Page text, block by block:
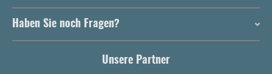
Haben Sie noch Fragen?
Unsere Partner